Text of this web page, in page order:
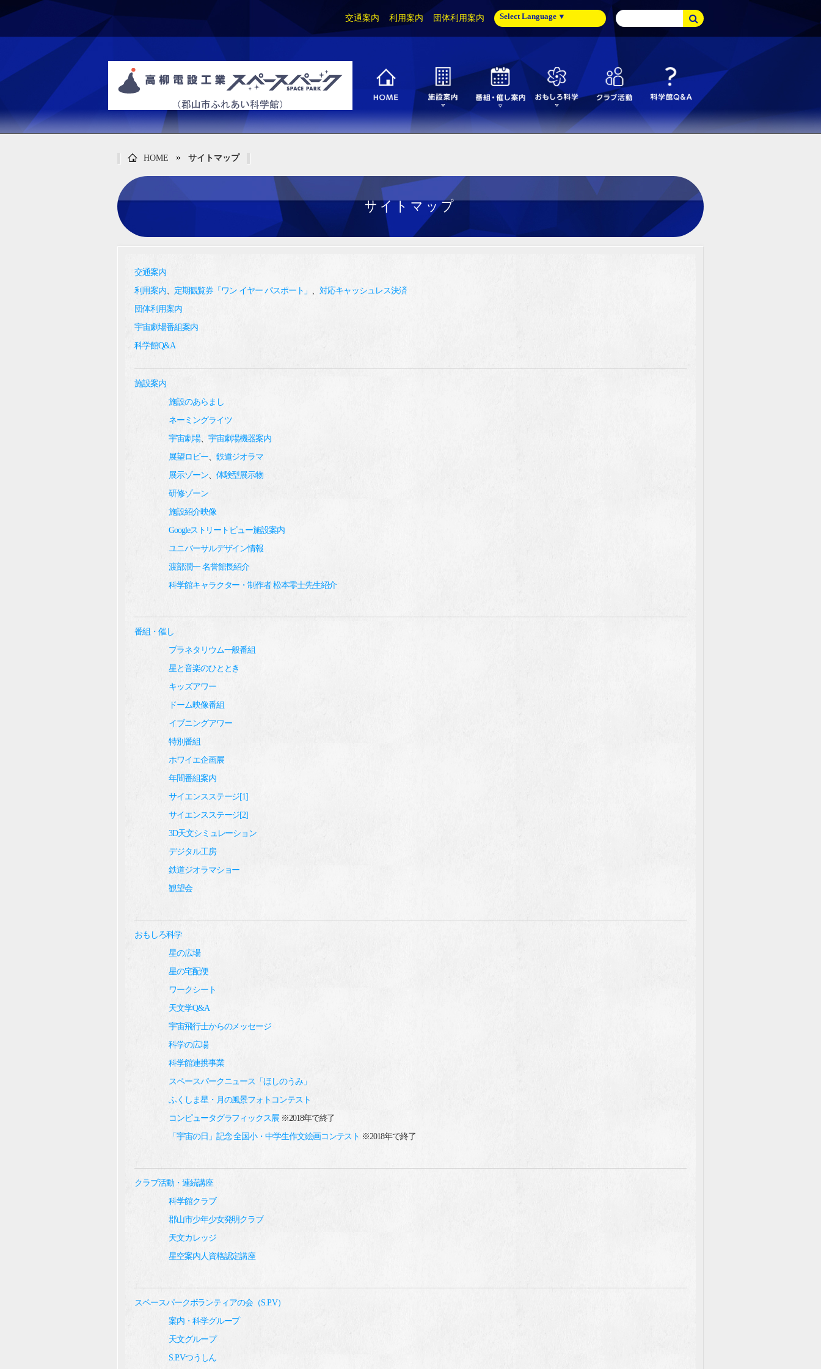
Select Language ▼
交通案内 利用案内 団体利用案内
HOME » サイトマップ
サイトマップ
交通案内
利用案内、 定期観覧券「ワン イヤー パスポート」 、対応キャッシュレス決済
団体利用案内
宇宙劇場番組案内
科学館Q&A
施設案内
施設のあらまし
ネーミングライツ
宇宙劇場、 宇宙劇場機器案内
展望ロビー、 鉄道ジオラマ
展示ゾーン、 体験型展示物
研修ゾーン
施設紹介映像
Googleストリートビュー施設案内
ユニバーサルデザイン情報
渡部潤一 名誉館長紹介
科学館キャラクター・制作者 松本零士先生紹介
番組・催し
プラネタリウム一般番組
星と音楽のひととき
キッズアワー
ドーム映像番組
イブニングアワー
特別番組
ホワイエ企画展
年間番組案内
サイエンスステージ[1]
サイエンスステージ[2]
3D天文シミュレーション
デジタル工房
鉄道ジオラマショー
観望会
おもしろ科学
星の広場
星の宅配便
ワークシート
天文学Q&A
宇宙飛行士からのメッセージ
科学の広場
科学館連携事業
スペースパークニュース「ほしのうみ」
ふくしま星・月の風景フォトコンテスト
コンピュータグラフィックス展 ※2018年で終了
「宇宙の日」記念 全国小・中学生作文絵画コンテスト ※2018年で終了
クラブ活動・連続講座
科学館クラブ
郡山市少年少女発明クラブ
天文カレッジ
星空案内人資格認定講座
スペースパークボランティアの会（S.P.V）
案内・科学グループ
天文グループ
S.P.Vつうしん